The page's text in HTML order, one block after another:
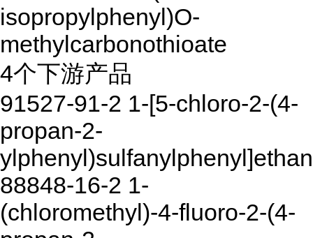
isopropylphenyl)O-
methylcarbonothioate
4个下游产品
91527-91-2 1-[5-chloro-2-(4-
propan-2-
88848-16-2 1-
(chloromethyl)-4-fluoro-2-(4-